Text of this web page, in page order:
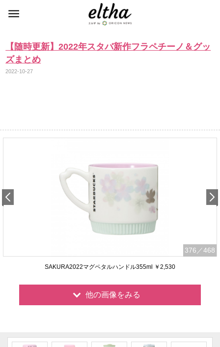
【随時更新】2022年スタバ新作フラペチーノ＆グッ
ズまとめ
2022-10-27
376 ／468
SAKURA2022マグペタルハンドル355ml ￥2,530
他の画像をみる